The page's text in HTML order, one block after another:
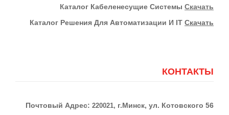
КАталог Кабеленесущие Системы Скачать
Каталог Решения Для Автоматизации И IT Скачать
КОНТАКТЫ
Почтовый Адрес: 220021, г.Минск, ул. Котовского 56